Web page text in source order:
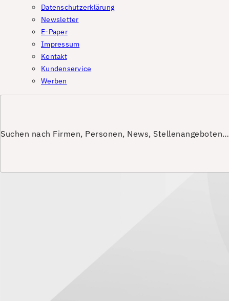
Datenschutzerklärung
Newsletter
E-Paper
Impressum
Kontakt
Kundenservice
Werben
Suchen nach Firmen, Personen, News, Stellenangeboten…